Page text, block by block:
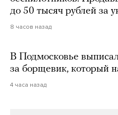
до 50 тысяч рублей за
8 часов назад
В Подмосковье
за борщевик,
4 часа назад